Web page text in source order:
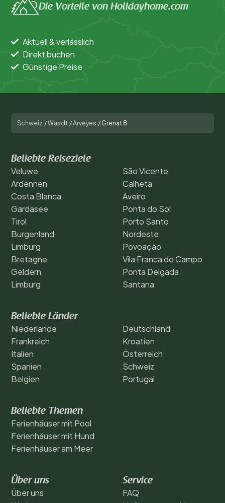
Die Vorteile von Holidayhome.com
Aktuell & verlässlich
Direkt buchen
Günstige Preise
Schweiz /Waadt /Arveyes / Grenat 8
Beliebte Reiseziele
Veluwe
Ardennen
Costa Blanca
Gardasee
Tirol
Burgenland
Limburg
Bretagne
Geldern
Limburg
São Vicente
Calheta
Aveiro
Ponta do Sol
Porto Santo
Nordeste
Povoação
Vila Franca do Campo
Ponta Delgada
Santana
Beliebte Länder
Niederlande
Frankreich
Italien
Spanien
Belgien
Deutschland
Kroatien
Österreich
Schweiz
Portugal
Beliebte Themen
Ferienhäuser mit Pool
Ferienhäuser mit Hund
Ferienhäuser am Meer
Über uns
Über uns
Service
FAQ